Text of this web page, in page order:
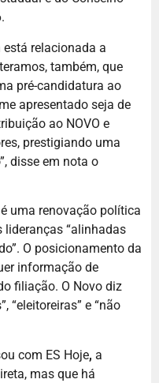
relacionada a
também, que
pré-candidatura ao
apresentado seja de
ao NOVO e
prestigiando uma
disse em nota o
uma renovação política
lideranças “alinhadas
O posicionamento da
informação de
filiação. O Novo diz
“eleitoreiras” e “não
com ES Hoje, a
mas que há